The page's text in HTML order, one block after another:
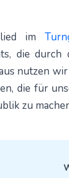
im
die durch
nutzen
die für
zu